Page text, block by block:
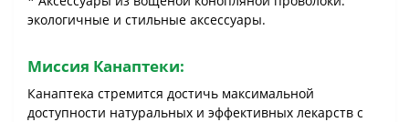
экологичные и стильные аксессуары.
Миссия Канаптеки:
Канаптека стремится достичь максимальной
доступности натуральных и эффективных лекарств с